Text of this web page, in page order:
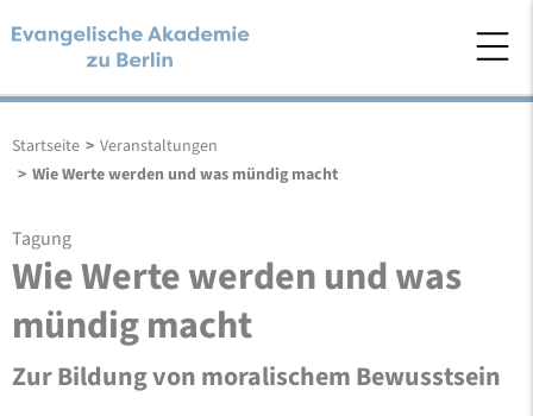
Startseite > Veranstaltungen
> Wie Werte werden und was mündig macht
Tagung
Wie Werte werden und was
mündig macht
Zur Bildung von moralischem Bewusstsein